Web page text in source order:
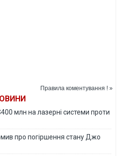
Правила коментування ! »
млн на лазерні системи проти
про погіршення стану Джо